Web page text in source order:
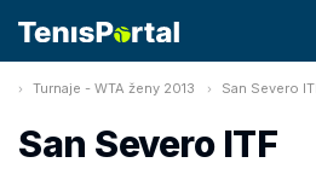
Turnaje - WTA ženy 2013 San Severo
San Severo ITF